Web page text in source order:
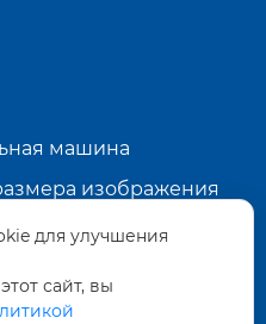
машина
изображения
2, Даляньская зона
развития,
для улучшения
сайт, вы